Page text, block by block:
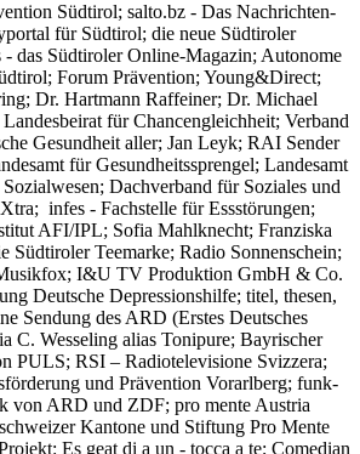
Südtirol; salto.bz - Das Nachrichten-
für Südtirol; die neue Südtiroler
- das Südtiroler Online-Magazin; Autonome
Forum Prävention; Young&Direct;
Dr. Hartmann Raffeiner; Dr. Michael
für Chancengleichheit; Verband
Gesundheit aller; Jan Leyk; RAI Sender
für Gesundheitssprengel; Landesamt
Dachverband für Soziales und
infes - Fachstelle für Essstörungen;
AFI/IPL; Sofia Mahlknecht; Franziska
Südtiroler Teemarke; Radio Sonnenschein;
I&U TV Produktion GmbH & Co.
Deutsche Depressionshilfe; titel, thesen,
Sendung des ARD (Erstes Deutsches
C. Wesseling alias Tonipure; Bayrischer
PULS; RSI – Radiotelevisione Svizzera;
und Prävention Vorarlberg; funk-
von ARD und ZDF; pro mente Austria
Kantone und Stiftung Pro Mente
Es geat di a un - tocca a te; Comedian